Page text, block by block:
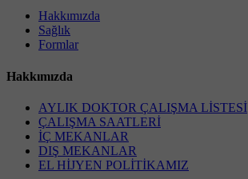
Hakkımızda
Sağlık
Formlar
Hakkımızda
AYLIK DOKTOR ÇALIŞMA LİSTESİ
ÇALIŞMA SAATLERİ
İÇ MEKANLAR
DIŞ MEKANLAR
EL HİJYEN POLİTİKAMIZ